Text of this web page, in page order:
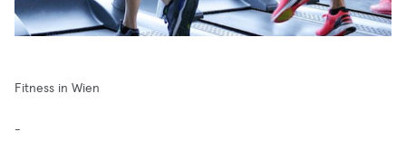
Fitness in Wien
-